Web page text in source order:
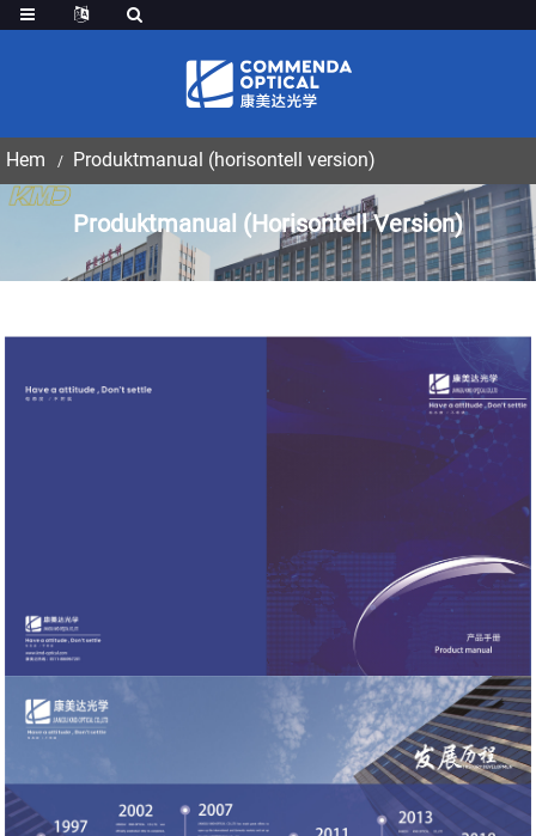
Hem Produktmanual (horisontell version)
Produktmanual (horisontell Version)